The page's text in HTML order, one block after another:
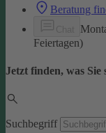
Beratung
Feiertagen)
Jetzt finden, was Sie
Suchbegriff